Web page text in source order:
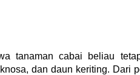
tanaman cabai beliau
dan daun keriting. Dari